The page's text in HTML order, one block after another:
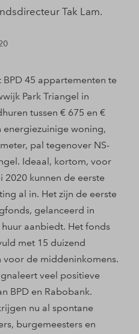
Tak Lam.
45 appartementen te
Park Triangel in
tussen € 675 en €
woning,
pal tegenover NS-
Ideaal, kortom, voor
2020 kunnen de eerste
al in. Het zijn de eerste
gelanceerd in
aanbiedt. Het fonds
met 15 duizend
de middeninkomens.
veel positieve
BPD en Rabobank.
nu al spontane
burgemeesters en